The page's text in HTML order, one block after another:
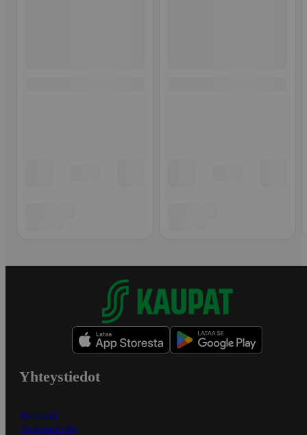
Yhteystiedot
Myymälät
Asiakaspalvelu